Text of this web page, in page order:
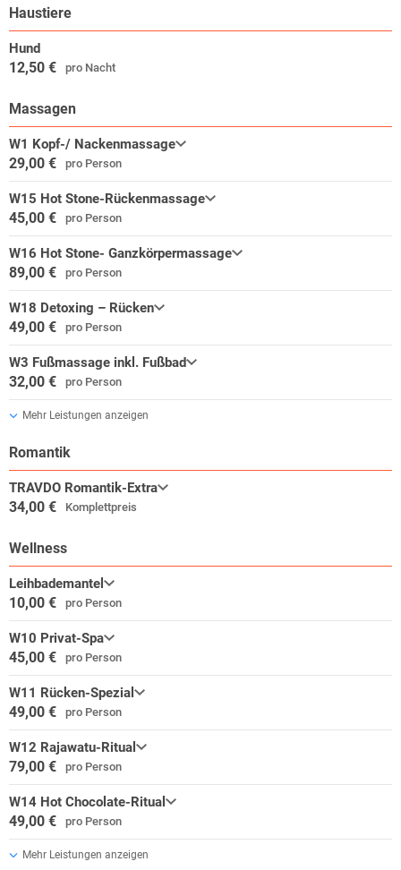
Haustiere
Hund
12,50 € pro Nacht
Massagen
W1 Kopf-/ Nackenmassage
29,00 € pro Person
W15 Hot Stone-Rückenmassage
45,00 € pro Person
W16 Hot Stone- Ganzkörpermassage
89,00 € pro Person
W18 Detoxing – Rücken
49,00 € pro Person
W3 Fußmassage inkl. Fußbad
32,00 € pro Person
Mehr Leistungen anzeigen
Romantik
TRAVDO Romantik-Extra
34,00 € Komplettpreis
Wellness
Leihbademantel
10,00 € pro Person
W10 Privat-Spa
45,00 € pro Person
W11 Rücken-Spezial
49,00 € pro Person
W12 Rajawatu-Ritual
79,00 € pro Person
W14 Hot Chocolate-Ritual
49,00 € pro Person
Mehr Leistungen anzeigen